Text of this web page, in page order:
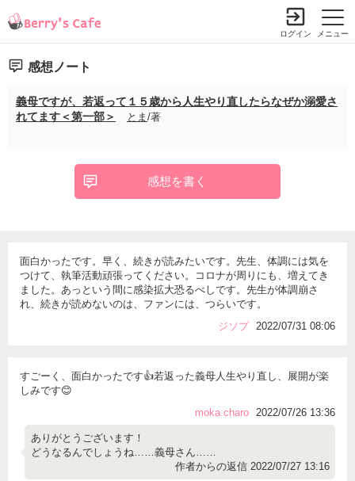
メニュー
ログイン
感想ノート
義母ですが、若返って１５歳から人生やり直したらなぜか溺愛さ
れてます＜第一部＞
とま /著
感想を書く
面白かったです。早く、続きが読みたいです。先生、体調には気を
つけて、執筆活動頑張ってください。コロナが周りにも、増えてき
ました。あっという間に感染拡大恐るべしです。先生が体調崩さ
れ、続きが読めないのは、ファンには、つらいです。
ジソプ
2022/07/31 08:06
すごーく、面白かったです👍若返った義母人生やり直し、展開が楽
しみです😊
moka.charo
2022/07/26 13:36
ありがとうございます！
どうなるんでしょうね……義母さん……
作者からの返信 2022/07/27 13:16